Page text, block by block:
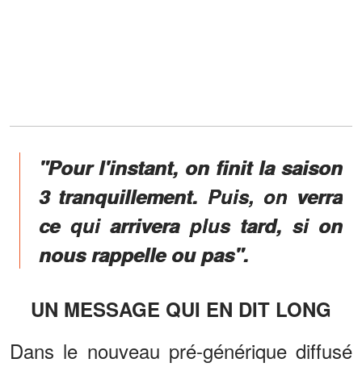
"Pour l'instant, on finit la saison
3 tranquillement. Puis, on verra
ce qui arrivera plus tard, si on
nous rappelle ou pas".
UN MESSAGE QUI EN DIT LONG
Dans le nouveau pré-générique diffusé